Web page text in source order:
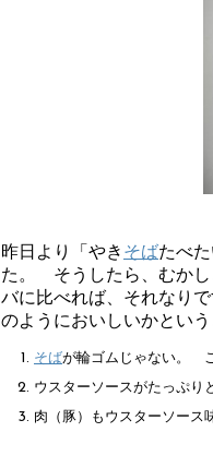
昨日より「やき そばたべ
た。 そうしたら、むか
バに比べれば、それなり
のようにおいしいかという
そばが輪ゴムじゃない。
ウスターソースがたっぷり
肉（豚）もウスターソース